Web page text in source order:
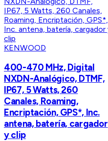
KENWOOD
400-470 MHz, Digital
NXDN-Analógico, DTMF,
IP67, 5 Watts, 260
Canales, Roaming,
Encriptación, GPS*, Inc.
antena, batería, cargador
y clip